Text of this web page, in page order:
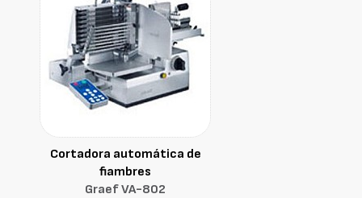
Cortadora automática de
fiambres
Graef VA-802